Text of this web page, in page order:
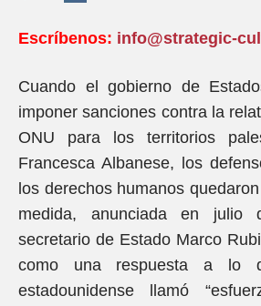
Escríbenos: info@strategic-
Cuando el gobierno de
imponer sanciones contra la
ONU para los territorios
Francesca Albanese, los
los derechos humanos
medida, anunciada en julio
secretario de Estado Marco
como una respuesta a lo
estadounidense llamó